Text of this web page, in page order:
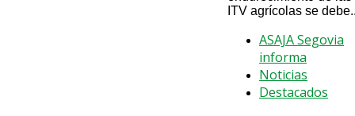
ITV agrícolas se
ASAJA Segovia
informa
Noticias
Destacados